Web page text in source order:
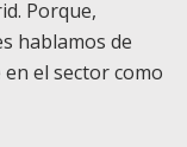
Porque,
hablamos de
el sector como